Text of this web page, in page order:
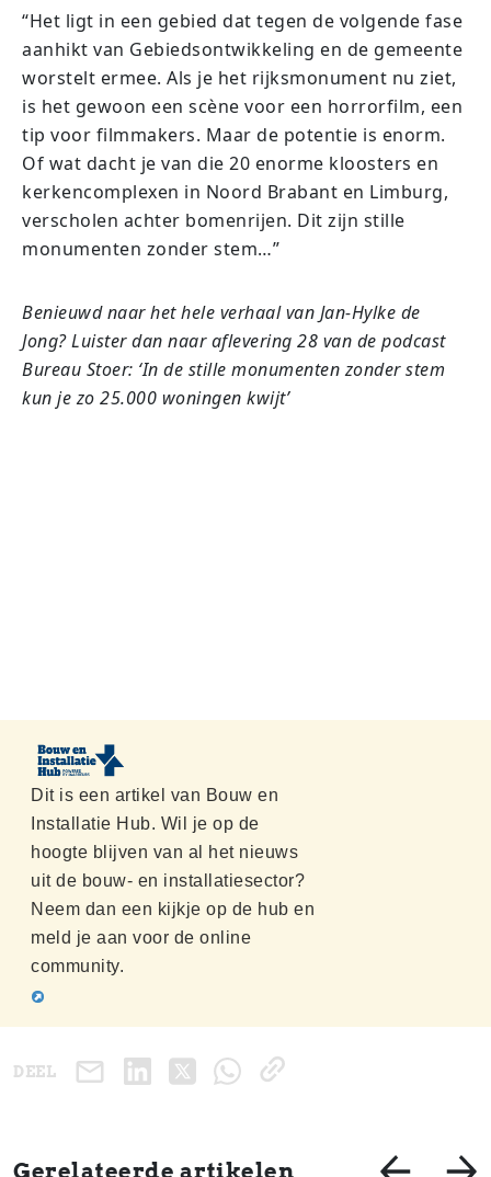
“Het ligt in een gebied dat tegen de volgende fase
aanhikt van Gebiedsontwikkeling en de gemeente
worstelt ermee. Als je het rijksmonument nu ziet,
is het gewoon een scène voor een horrorfilm, een
tip voor filmmakers. Maar de potentie is enorm.
Of wat dacht je van die 20 enorme kloosters en
kerkencomplexen in Noord Brabant en Limburg,
verscholen achter bomenrijen. Dit zijn stille
monumenten zonder stem…”
Benieuwd naar het hele verhaal van Jan-Hylke de
Jong? Luister dan naar aflevering 28 van de podcast
Bureau Stoer: ‘In de stille monumenten zonder stem
kun je zo 25.000 woningen kwijt’
Dit is een artikel van Bouw en
Installatie Hub. Wil je op de
hoogte blijven van al het nieuws
uit de bouw- en installatiesector?
Neem dan een kijkje op de hub en
meld je aan voor de online
community.
DEEL